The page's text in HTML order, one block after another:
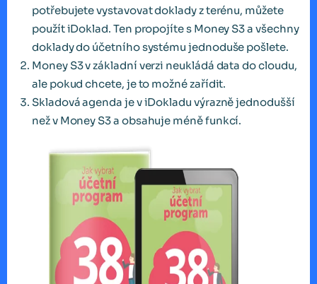
potřebujete vystavovat doklady z terénu, můžete
použít iDoklad. Ten propojíte s Money S3 a všechny
doklady do účetního systému jednoduše pošlete.
Money S3 v základní verzi neukládá data do cloudu,
ale pokud chcete, je to možné zařídit.
Skladová agenda je v iDokladu výrazně jednodušší
než v Money S3 a obsahuje méně funkcí.